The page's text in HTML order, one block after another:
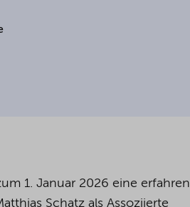
at any time by clicking on
1. Januar 2026 eine
Schatz als Assoziierte